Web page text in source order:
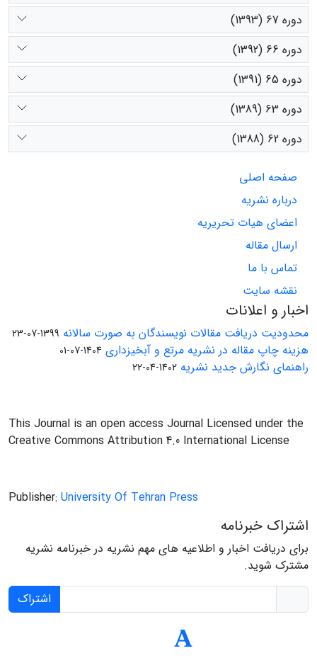
دوره 67 (1393)
دوره 66 (1392)
دوره 65 (1391)
دوره 63 (1389)
دوره 62 (1388)
صفحه اصلی
درباره نشریه
اعضای هیات تحریریه
ارسال مقاله
تماس با ما
نقشه سایت
اخبار و اعلانات
محدودیت دریافت مقالات نویسندگان به صورت سالانه 1399-07-23
هزینه چاپ مقاله در نشریه مرتع و آبخیزداری 1404-07-01
راهنمای نگارش جدید نشریه 1402-04-22
This Journal is an open access Journal Licensed under the
Creative Commons Attribution 4.0 International License
Publisher: University Of Tehran Press
اشتراک خبرنامه
برای دریافت اخبار و اطلاعیه های مهم نشریه در خبرنامه نشریه
مشترک شوید.
اشتراک